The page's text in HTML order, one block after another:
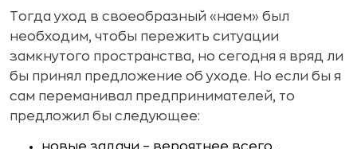
Тогда уход в своеобразный «наем» был
необходим, чтобы пережить ситуации
замкнутого пространства, но сегодня я вряд ли
бы принял предложение об уходе. Но если бы я
сам переманивал предпринимателей, то
предложил бы следующее: